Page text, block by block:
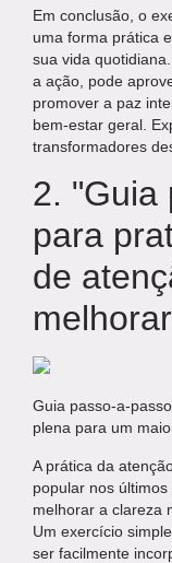
Em conclusão, o
uma forma prática
sua vida
a ação, pode
promover a paz
bem-estar geral.
transformadores
2. "Guia
para
de
Guia passo-a-
plena para um
A prática da
popular nos
melhorar a clareza
Um exercício
ser facilmente